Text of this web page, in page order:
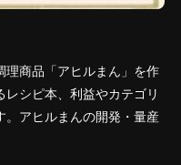
理商品「アヒルまん」を作
シピ本、利益やカテゴリ
。アヒルまんの開発・量産